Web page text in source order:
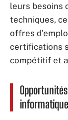
leurs besoins
techniques,
offres
certifications
compétitif et